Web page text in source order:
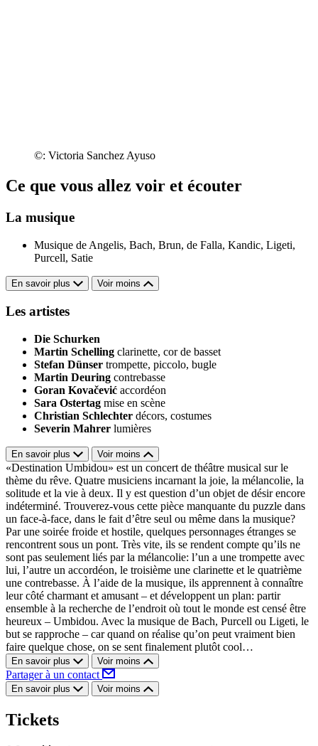
©: Victoria Sanchez Ayuso
Ce que vous allez voir et écouter
La musique
Musique de Angelis, Bach, Brun, de Falla, Kandic, Ligeti,
Purcell, Satie
En savoir plus Voir moins
Les artistes
Die Schurken
Martin Schelling clarinette, cor de basset
Stefan Dünser trompette, piccolo, bugle
Martin Deuring contrebasse
Goran Kovačević accordéon
Sara Ostertag mise en scène
Christian Schlechter décors, costumes
Severin Mahrer lumières
En savoir plus Voir moins
«Destination Umbidou» est un concert de théâtre musical sur le
thème du rêve. Quatre musiciens incarnant la joie, la mélancolie, la
solitude et la vie à deux. Il y est question d’un objet de désir encore
indéterminé. Trouverez-vous cette pièce manquante du puzzle dans
un face-à-face, dans le fait d’être seul ou même dans la musique?
Par une soirée froide et hostile, quelques personnages étranges se
rencontrent sous un pont. Très vite, ils se rendent compte qu’ils ne
sont pas seulement liés par la mélancolie: l’un a une trompette avec
lui, l’autre un accordéon, le troisième une clarinette et le quatrième
une contrebasse. À l’aide de la musique, ils apprennent à connaître
leur côté charmant et amusant – et développent un plan: partir
ensemble à la recherche de l’endroit où tout le monde est censé être
heureux – Umbidou. Avec la musique de Bach, Purcell ou Ligeti, le
but se rapproche – car quand on réalise qu’on peut vraiment bien
faire quelque chose, on se sent finalement plutôt cool…
En savoir plus Voir moins
Partager à un contact
En savoir plus Voir moins
Tickets